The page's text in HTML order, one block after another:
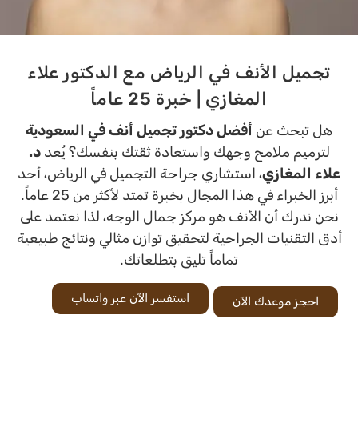
تجميل الأنف في الرياض مع الدكتور علاء
المغازي | خبرة 25 عاماً
هل تبحث عن أفضل دكتور تجميل أنف في السعودية
لترميم ملامح وجهك واستعادة ثقتك بنفسك؟ يُعدد.
علاء المغازي، استشاري جراحة التجميل في الرياض، أحد
أبرز الخبراء في هذا المجال بخبرة تمتد لأكثر من 25 عاماً.
نحن ندرك أن الأنف هو مركز جمال الوجه، لذا نعتمد على
أدق التقنيات الجراحية لتحقيق توازن مثالي ونتائج طبيعية
تماماً تليق بتطلعاتك.
احجز موعدك الآن استفسر الآن عبر واتساب